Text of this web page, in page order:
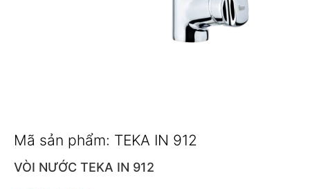
Mã sản phẩm: TEKA IN 912
VÒI NƯỚC TEKA IN 912